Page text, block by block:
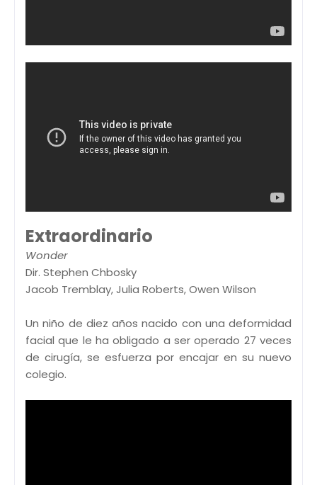
Extraordinario
Wonder
Dir. Stephen Chbosky
Jacob Tremblay, Julia Roberts, Owen Wilson
Un niño de diez años nacido con una deformidad
facial que le ha obligado a ser operado 27 veces
de cirugía, se esfuerza por encajar en su nuevo
colegio.